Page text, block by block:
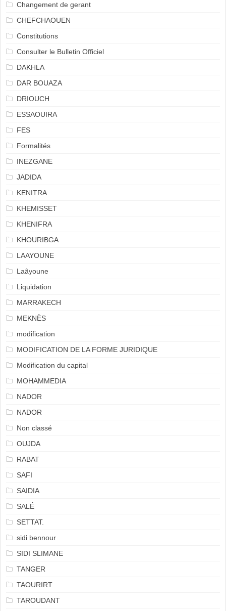
Changement de gerant
CHEFCHAOUEN
Constitutions
Consulter le Bulletin Officiel
DAKHLA
DAR BOUAZA
DRIOUCH
ESSAOUIRA
FES
Formalités
INEZGANE
JADIDA
KENITRA
KHEMISSET
KHENIFRA
KHOURIBGA
LAAYOUNE
Laâyoune
Liquidation
MARRAKECH
MEKNÈS
modification
MODIFICATION DE LA FORME JURIDIQUE
Modification du capital
MOHAMMEDIA
NADOR
NADOR
Non classé
OUJDA
RABAT
SAFI
SAIDIA
SALÉ
SETTAT.
sidi bennour
SIDI SLIMANE
TANGER
TAOURIRT
TAROUDANT